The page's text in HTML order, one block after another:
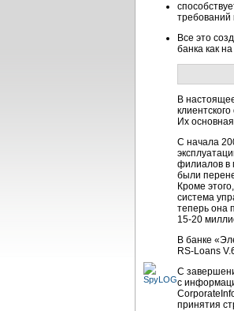
требований
Все это
банка как
В
Их
С начала
филиалов в
были
Кроме
система
теперь она
15-20
В банке
RS-Loans
С
с
принятия